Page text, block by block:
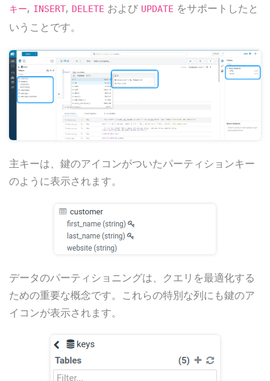
キー, INSERT, DELETE および UPDATE をサポートしたと
いうことです。
主キーは、鍵のアイコンがついたパーティションキー
のように表示されます。
データのパーティショニングは、クエリを最適化する
ための重要な概念です。これらの特別な列にも鍵のア
イコンが表示されます。